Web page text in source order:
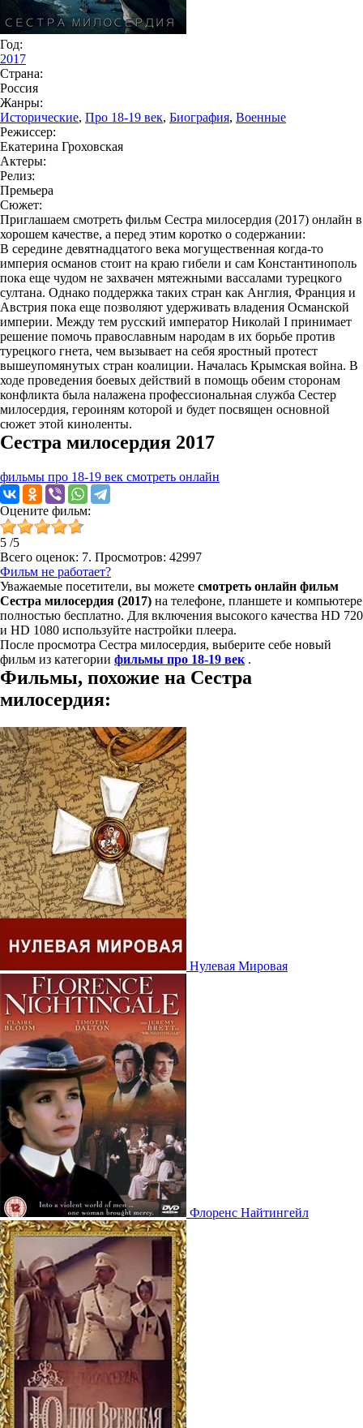
Год:
2017
Страна:
Россия
Жанры:
Исторические, Про 18-19 век, Биография, Военные
Режиссер:
Екатерина Гроховская
Актеры:
Релиз:
Премьера
Сюжет:
Приглашаем смотреть фильм Сестра милосердия (2017) онлайн в
хорошем качестве, а перед этим коротко о содержании:
В середине девятнадцатого века могущественная когда-то
империя османов стоит на краю гибели и сам Константинополь
пока еще чудом не захвачен мятежными вассалами турецкого
султана. Однако поддержка таких стран как Англия, Франция и
Австрия пока еще позволяют удерживать владения Османской
империи. Между тем русский император Николай I принимает
решение помочь православным народам в их борьбе против
турецкого гнета, чем вызывает на себя яростный протест
вышеупомянутых стран коалиции. Началась Крымская война. В
ходе проведения боевых действий в помощь обеим сторонам
конфликта была налажена профессиональная служба Сестер
милосердия, героиням которой и будет посвящен основной
сюжет этой киноленты.
Сестра милосердия 2017
фильмы про 18-19 век смотреть онлайн
Оцените фильм:
5 /5
Всего оценок: 7. Просмотров: 42997
Фильм не работает?
Уважаемые посетители, вы можете смотреть онлайн фильм
Сестра милосердия (2017) на телефоне, планшете и компьютере
полностью бесплатно. Для включения высокого качества HD 720
и HD 1080 используйте настройки плеера.
После просмотра Сестра милосердия, выберите себе новый
фильм из категории фильмы про 18-19 век .
Фильмы, похожие на Сестра
милосердия:
Нулевая Мировая
Флоренс Найтингейл